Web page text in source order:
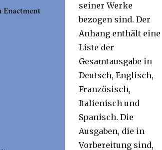
seiner Werke
bezogen sind. Der
Anhang enthält eine
Liste der
Gesamtausgabe in
Deutsch, Englisch,
Französisch,
Italienisch und
Spanisch. Die
Ausgaben, die in
Vorbereitung sind,